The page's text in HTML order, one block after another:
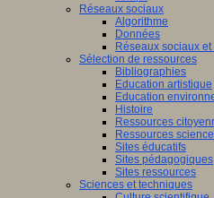
Réseaux sociaux
Algorithme
Données
Réseaux sociaux
Sélection de ressources
Bibliographies
Education artistique
Education
Histoire
Ressources
Ressources
Sites éducatifs
Sites pédagogiques
Sites ressources
Sciences et techniques